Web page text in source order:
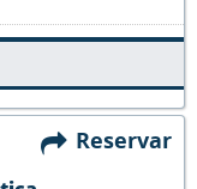
Reservar